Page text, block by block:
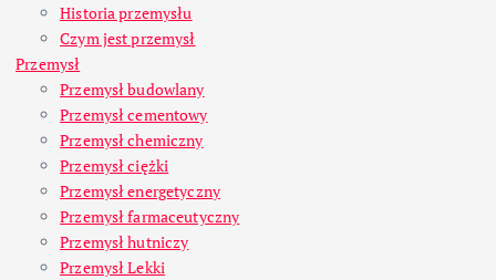
Historia przemysłu
Czym jest przemysł
Przemysł
Przemysł budowlany
Przemysł cementowy
Przemysł chemiczny
Przemysł ciężki
Przemysł energetyczny
Przemysł farmaceutyczny
Przemysł hutniczy
Przemysł Lekki